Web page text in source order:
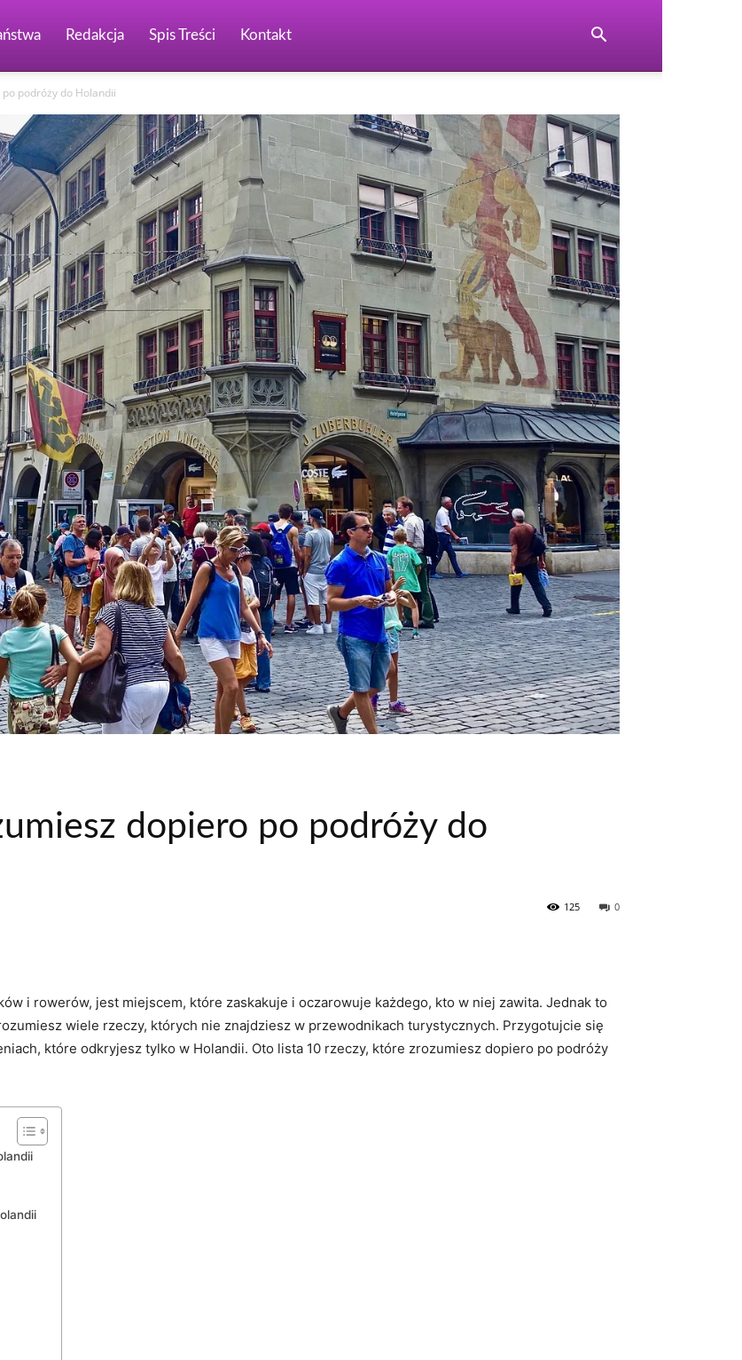
Redakcja Spis Treści Kontakt
podróży do Holandii
dopiero po podróży do
0
125
i rowerów, ⁣jest miejscem, które zaskakuje i oczarowuje każdego,‌ kto ⁢w niej zawita. ‌Jednak to
⁣wiele ⁣rzeczy, których nie ⁤znajdziesz w przewodnikach turystycznych. Przygotujcie się
które odkryjesz tylko ⁣w Holandii. Oto lista‌ 10 rzeczy, które zrozumiesz ‌dopiero po podróży